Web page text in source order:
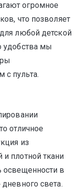
огромное
что позволяет
любой детской
удобства мы
с пульта.
отличное
из
плотной ткани
освещенности в
света.